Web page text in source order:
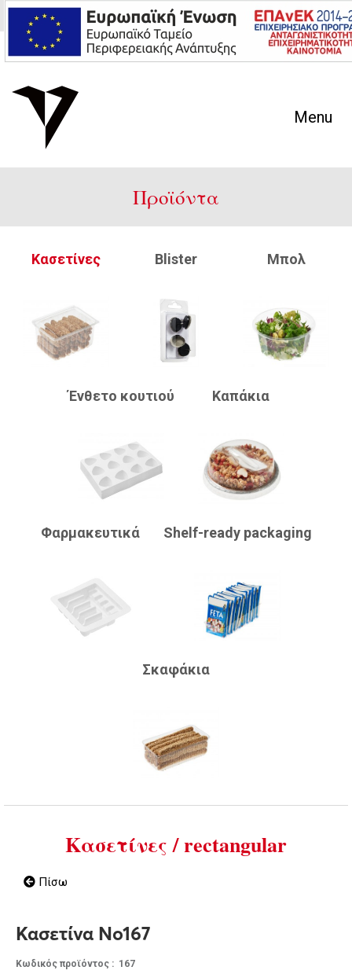
En Gr
Menu
Προϊόντα
Κασετίνες Blister Mπολ
Ένθετο κουτιού Καπάκια
Φαρμακευτικά Shelf-ready packaging
Σκαφάκια
Κασετίνες / rectangular
Πίσω
Κασετίνα Νο167
Κωδικός προϊόντος : 167